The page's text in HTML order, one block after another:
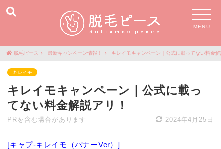
MENU
脱毛ピース 最新キャンペーン情報！ キレイモキャンペーン｜公式に載ってない料金
キレイモ
キレイモキャンペーン｜公式に載っ
てない料金解説アリ！
PRを含む場合があります 2024年4月25日
[キャプ-キレイモ（バナーVer）]